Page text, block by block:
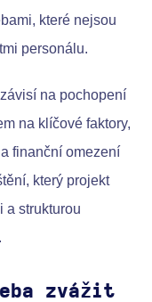
které nejsou
personálu.
závisí na pochopení
na klíčové faktory,
finanční omezení
který projekt
a strukturou
zvážit